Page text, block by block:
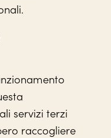
servizi terzi
raccogliere